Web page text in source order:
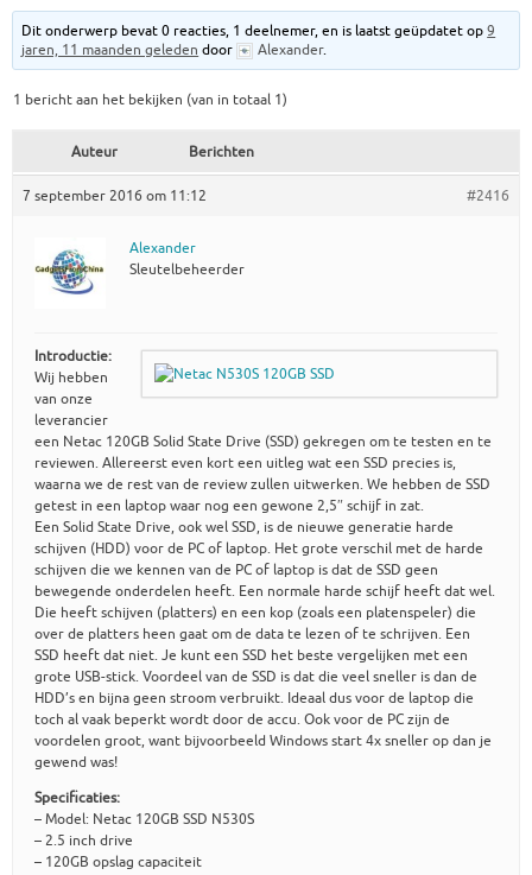
Dit onderwerp bevat 0 reacties, 1 deelnemer, en is laatst geüpdatet op9
jaren, 11 maanden geleden door Alexander.
1 bericht aan het bekijken (van in totaal 1)
Auteur Berichten
7 september 2016 om 11:12 #2416
Alexander
Sleutelbeheerder
Introductie:
Wij hebben
van onze
leverancier
een Netac 120GB Solid State Drive (SSD) gekregen om te testen en te
reviewen. Allereerst even kort een uitleg wat een SSD precies is,
waarna we de rest van de review zullen uitwerken. We hebben de SSD
getest in een laptop waar nog een gewone 2,5″ schijf in zat.
Een Solid State Drive, ook wel SSD, is de nieuwe generatie harde
schijven (HDD) voor de PC of laptop. Het grote verschil met de harde
schijven die we kennen van de PC of laptop is dat de SSD geen
bewegende onderdelen heeft. Een normale harde schijf heeft dat wel.
Die heeft schijven (platters) en een kop (zoals een platenspeler) die
over de platters heen gaat om de data te lezen of te schrijven. Een
SSD heeft dat niet. Je kunt een SSD het beste vergelijken met een
grote USB-stick. Voordeel van de SSD is dat die veel sneller is dan de
HDD’s en bijna geen stroom verbruikt. Ideaal dus voor de laptop die
toch al vaak beperkt wordt door de accu. Ook voor de PC zijn de
voordelen groot, want bijvoorbeeld Windows start 4x sneller op dan je
gewend was!
Specificaties:
– Model: Netac 120GB SSD N530S
– 2.5 inch drive
– 120GB opslag capaciteit